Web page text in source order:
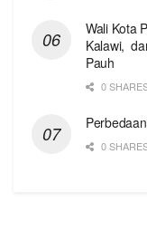
Wali Kota
Kalawi,
Pauh
0
0